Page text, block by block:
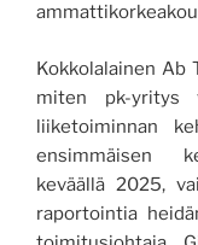
Kokkolalainen Ab
miten pk-yritys
liiketoiminnan
ensimmäisen
keväällä 2025,
raportointia